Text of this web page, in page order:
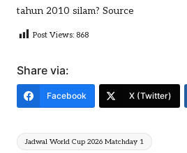
tahun 2010 silam? Source
Post Views: 868
Share via:
Facebook X (Twitter)
Tags:
Jadwal World Cup 2026 Matchday 1